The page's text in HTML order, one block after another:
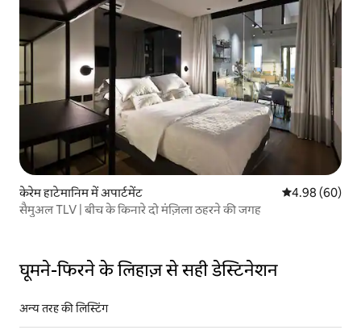
केरेम हाटेमानिम में अपार्टमेंट औसत रेटिंग 5 में
4.98 (60)
सैमुअल TLV | बीच के किनारे दो मंज़िला ठहरने की जगह
घूमने-फिरने के लिहाज़ से सही डेस्टिनेशन
अन्य तरह की लिस्टिंग